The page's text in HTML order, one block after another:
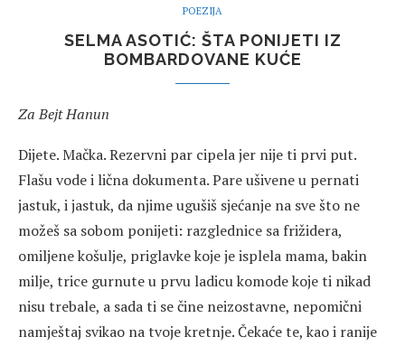
POEZIJA
SELMA ASOTIĆ: ŠTA PONIJETI IZ
BOMBARDOVANE KUĆE
Za Bejt Hanun
Dijete. Mačka. Rezervni par cipela jer nije ti prvi put.
Flašu vode i lična dokumenta. Pare ušivene u pernati
jastuk, i jastuk, da njime ugušiš sjećanje na sve što ne
možeš sa sobom ponijeti: razglednice sa frižidera,
omiljene košulje, priglavke koje je isplela mama, bakin
milje, trice gurnute u prvu ladicu komode koje ti nikad
nisu trebale, a sada ti se čine neizostavne, nepomični
namještaj svikao na tvoje kretnje. Čekaće te, kao i ranije